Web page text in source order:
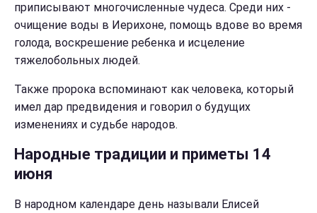
приписывают многочисленные чудеса. Среди них -
очищение воды в Иерихоне, помощь вдове во время
голода, воскрешение ребенка и исцеление
тяжелобольных людей.
Также пророка вспоминают как человека, который
имел дар предвидения и говорил о будущих
изменениях и судьбе народов.
Народные традиции и приметы 14
июня
В народном календаре день называли Елисей